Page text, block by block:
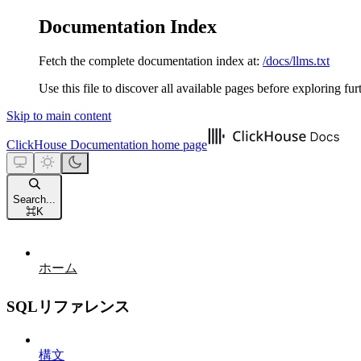
Documentation Index
Fetch the complete documentation index at: /docs/llms.txt
Use this file to discover all available pages before exploring
Skip to main content
ClickHouse Documentation home page
Search...
⌘K
ホーム
SQLリファレンス
構文